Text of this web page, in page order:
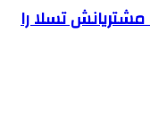
تسلا را